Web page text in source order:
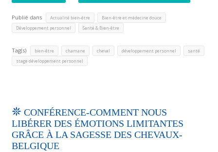
Publié dans Actualité bien-être Bien-être et médecine douce
Développement personnel Santé & Bien-être
Tag(s) bien-être chamane cheval développement personnel santé
stage développement personnel
CONFÉRENCE-COMMENT NOUS
LIBÉRER DES ÉMOTIONS LIMITANTES
GRÂCE À LA SAGESSE DES CHEVAUX-
BELGIQUE